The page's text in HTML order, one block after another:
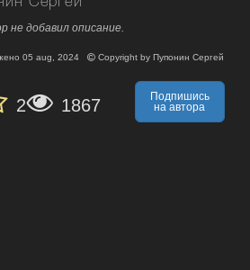
не добавил описание.
05 aug, 2024 Copyright by Пупонин Сергей
2 1867
Подпишись
на автора